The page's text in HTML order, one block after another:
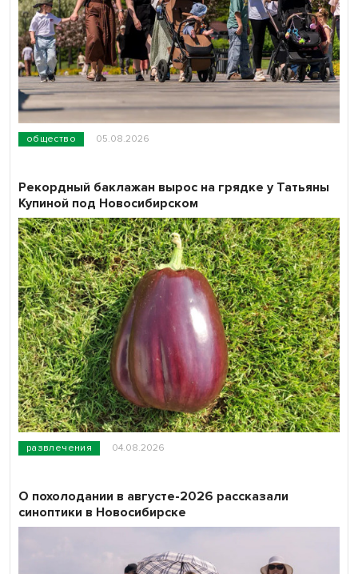
общество 05.08.2026
развлечения 04.08.2026
Рекордный баклажан вырос на грядке у Татьяны
Купиной под Новосибирском
О похолодании в августе-2026 рассказали
синоптики в Новосибирске